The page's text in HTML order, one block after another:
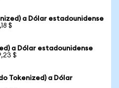
a Dólar estadounidense
$
a Dólar estadounidense
$
Tokenized) a Dólar